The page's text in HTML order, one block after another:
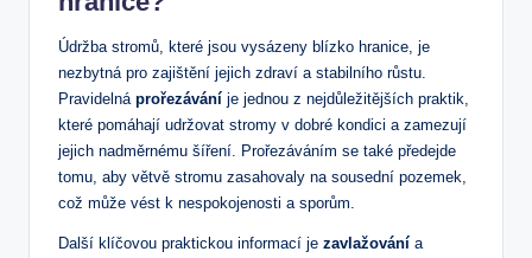
Údržba stromů, které jsou vysázeny blízko hranice, je
nezbytná pro zajištění jejich zdraví a stabilního růstu.
Pravidelná prořezávání je jednou z nejdůležitějších praktik,
které pomáhají udržovat stromy v dobré kondici a zamezují
jejich nadměrnému šíření. Prořezáváním se také předejde
tomu, aby větvě stromu zasahovaly na sousední pozemek,
což může vést k nespokojenosti a sporům.
Další klíčovou praktickou informací je zavlažování a